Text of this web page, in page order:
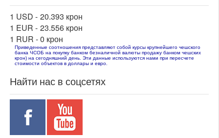
1 USD - 20.393 крон
1 EUR - 23.556 крон
1 RUR -0 крон
Приведенные соотношения представляют собой курсы крупнейшего чешского
банка ЧСОБ на покупку банком безналичной валюты продажу банком чешских
крон) на сегодняшний день. Эти данные используются нами при пересчете
стоимости объектов в доллары и евро.
Найти нас в соцсетях